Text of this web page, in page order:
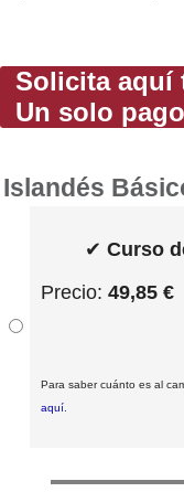
Solicita aquí
Un solo
Islandés
✔ Curso
Precio: 49,85 €
Para saber cuánto es al
aquí